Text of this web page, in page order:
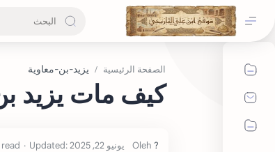
الصفحة الرئيسية يزيد-بن-معاوية
كيف مات يزيد